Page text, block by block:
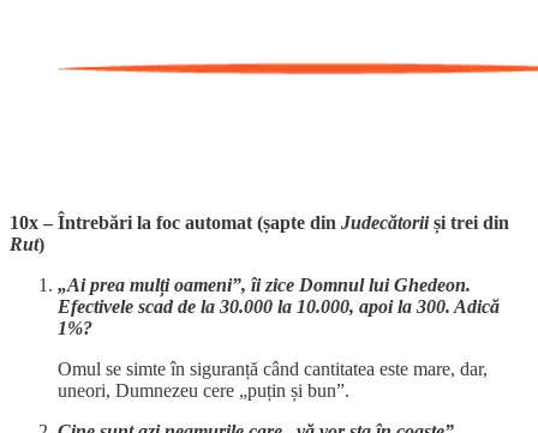
10x – Întrebări la foc automat (șapte din Judecătoriiși trei din
Rut)
„Ai prea mulți oameni”, îi zice Domnul lui Ghedeon.
Efectivele scad de la 30.000 la 10.000, apoi la 300. Adică
1%?
Omul se simte în siguranță când cantitatea este mare, dar,
uneori, Dumnezeu cere „puțin și bun”.